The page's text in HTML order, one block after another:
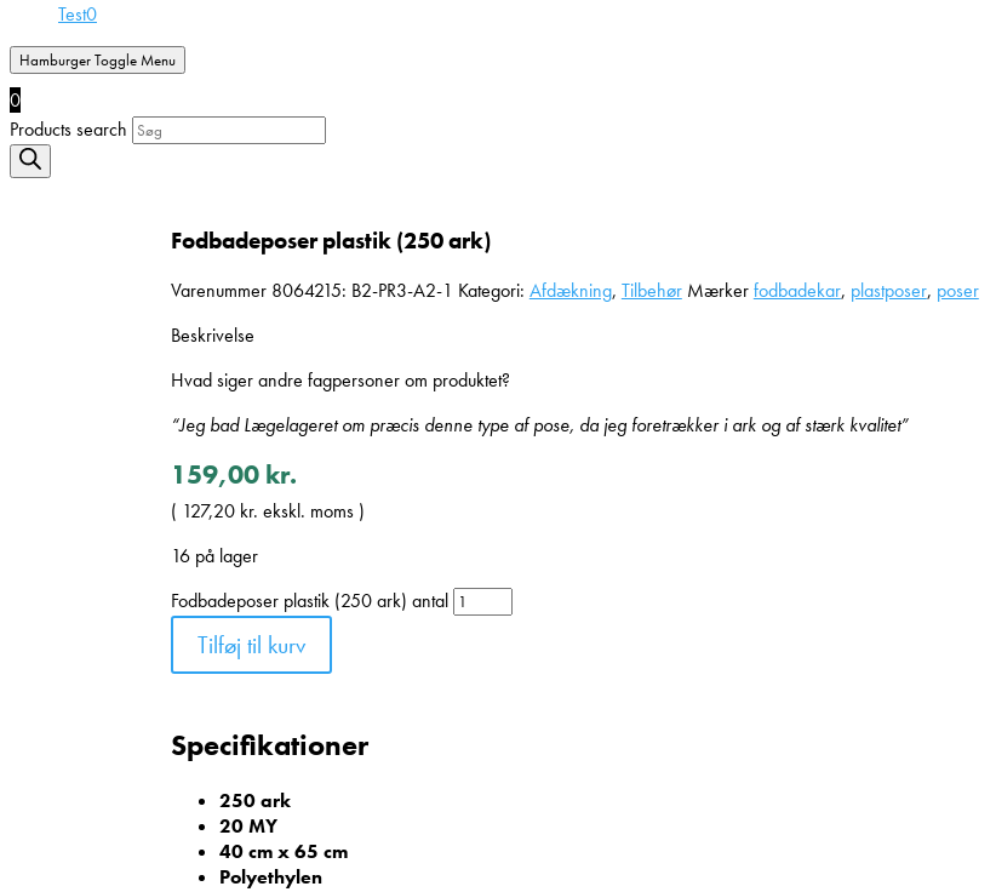
Test0
Hamburger Toggle Menu
0
Products search
Fodbadeposer plastik (250 ark)
Varenummer 8064215: B2-PR3-A2-1 Kategori: Afdækning, Tilbehør Mærker fodbadekar, plastposer, poser
Beskrivelse
Hvad siger andre fagpersoner om produktet?
“Jeg bad Lægelageret om præcis denne type af pose, da jeg foretrækker i ark og af stærk kvalitet”
159,00 kr.
( 127,20 kr. ekskl. moms )
16 på lager
Fodbadeposer plastik (250 ark) antal
Tilføj til kurv
Specifikationer
250 ark
20 MY
40 cm x 65 cm
Polyethylen